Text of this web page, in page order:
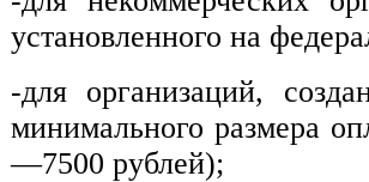
установленного на
-для организаций,
минимального размера
—7500 рублей);